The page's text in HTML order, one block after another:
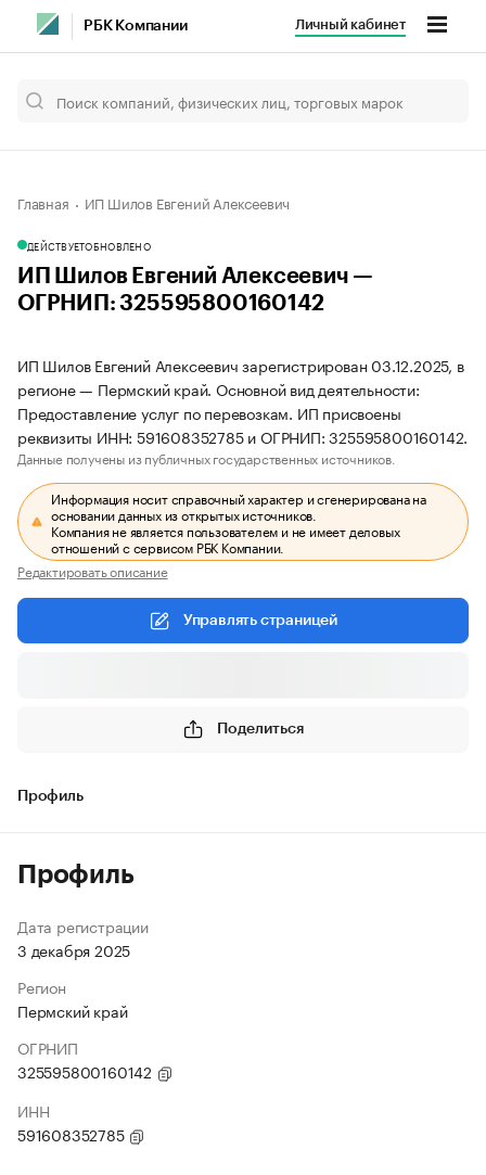
РБК Компании Личный кабинет
Главная ИП Шилов Евгений Алексеевич
ДЕЙСТВУЕТОБНОВЛЕНО
ИП Шилов Евгений Алексеевич —
ОГРНИП: 325595800160142
ИП Шилов Евгений Алексеевич зарегистрирован 03.12.2025, в
регионе — Пермский край. Основной вид деятельности:
Предоставление услуг по перевозкам. ИП присвоены
реквизиты ИНН: 591608352785 и ОГРНИП: 325595800160142.
Данные получены из публичных государственных источников.
Информация носит справочный характер и сгенерирована на
основании данных из открытых источников.
Компания не является пользователем и не имеет деловых
отношений с сервисом РБК Компании.
Редактировать описание
Управлять страницей
Поделиться
Профиль
Профиль
Дата регистрации
3 декабря 2025
Регион
Пермский край
ОГРНИП
325595800160142
ИНН
591608352785